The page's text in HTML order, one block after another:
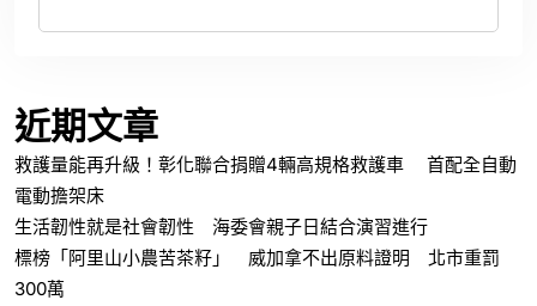
近期文章
救護量能再升級！彰化聯合捐贈4輛高規格救護車 首配全自動
電動擔架床
生活韌性就是社會韌性 海委會親子日結合演習進行
標榜「阿里山小農苦茶籽」 威加拿不出原料證明 北市重罰
300萬